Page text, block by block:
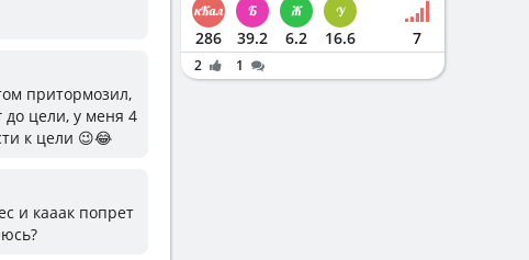
притормозил,
до цели, у меня 4
к цели 😉😂
и кааак попрет
286 39.2 6.2 16.6 7
2 1